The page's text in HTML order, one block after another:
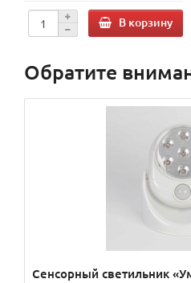
В корзину
Обратите
Сенсорный светильник